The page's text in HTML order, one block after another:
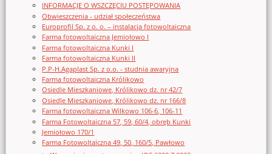
INFORMACJE O WSZCZĘCIU POSTĘPOWANIA
Obwieszczenia - udział społeczeństwa
Europrofil Sp. z o. o. – instalacja fotowoltaiczna
Farma fotowoltaiczna Jemiołowo I
Farma fotowoltaiczna Kunki I
Farma fotowoltaiczna Kunki II
P.P-H.Agaplast Sp. z o.o. - studnia awaryjna
Farma fotowoltaiczna Królikowo
Osiedle Mieszkaniowe, Królikowo dz. nr 42/7
Osiedle Mieszkaniowe, Królikowo dz. nr 166/8
Farma fotowoltaiczna Wilkowo 106-6, 106-11
Farma Fotowoltaiczna 57, 59, 60/4, obręb Kunki
Jemiołowo 170/1
Farma Fotowoltaiczna 49, 50, 160/5, Pawłowo